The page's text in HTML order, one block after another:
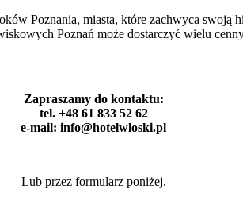
Poznania, miasta, które zachwyca
Poznań może dostarczyć wielu
Zapraszamy do kontaktu:
tel. +48 61 833 52 62
e-mail: info@hotelwloski.pl
Lub przez formularz poniżej.